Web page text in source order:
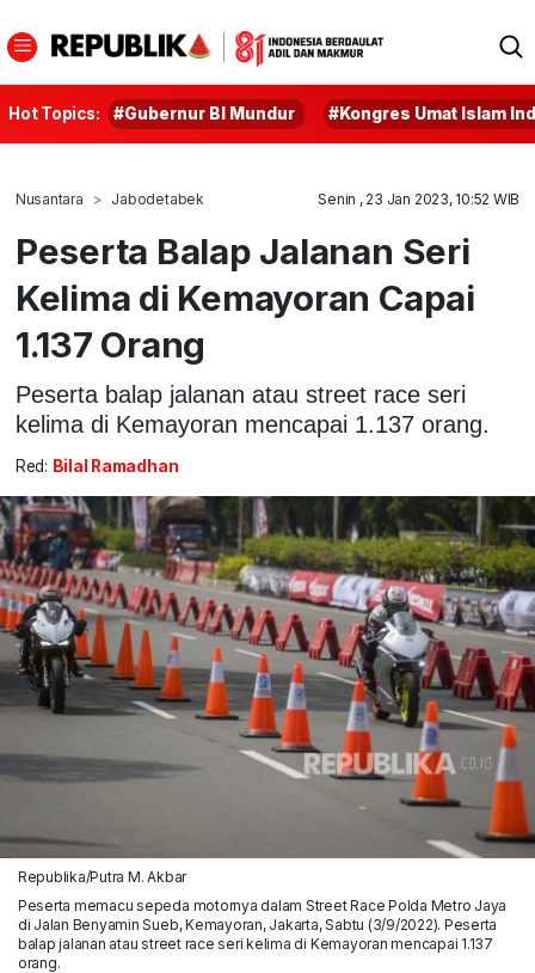
Hot Topics: #Gubernur BI Mundur #Kongres Umat Islam
Nusantara Jabodetabek Senin , 23 Jan 2023, 10:52 WIB
Peserta Balap Jalanan Seri
Kelima di Kemayoran Capai
1.137 Orang
Peserta balap jalanan atau street race seri
kelima di Kemayoran mencapai 1.137 orang.
Red: Bilal Ramadhan
Republika/Putra M. Akbar
Peserta memacu sepeda motornya dalam Street Race Polda Metro Jaya
di Jalan Benyamin Sueb, Kemayoran, Jakarta, Sabtu (3/9/2022). Peserta
balap jalanan atau street race seri kelima di Kemayoran mencapai 1.137
orang.